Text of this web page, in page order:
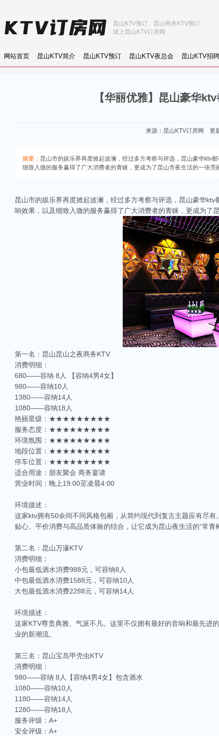
网站首页 昆山KTV简介 昆山KTV预订 昆山KTV夜总会 昆山KTV招聘
昆山KTV预订、昆山商务KTV预订
就上昆山KTV订房网
【华丽优雅】昆山豪华
来源： 昆山KTV订房网 更
摘要： 昆山市的娱乐界再度掀起波澜，经过多方考察与评选，昆山豪华ktv
细致入微的服务赢得了广大消费者的青睐，更成为了昆山市夜生活的一张
昆山市的娱乐界再度掀起波澜，经过多方考察与评选，昆山豪华
响效果，以及细致入微的服务赢得了广大消费者的青睐，更成为了
第一名：昆山昆山之夜商务KTV
消费明细：
680——容纳 8人 【容纳4男4女】
980——容纳10人
1380——容纳14人
1080——容纳18人
艳丽星级：★★★★★★★★★
服务态度：★★★★★★★★★
环境氛围：★★★★★★★★★
地段位置：★★★★★★★★★
停车位置：★★★★★★★★★
适合用途：朋友聚会 商务宴请
营业时间：晚上19:00至凌晨4:00
环境描述：
这家ktv拥有50余间不同风格包厢，从简约现代到复古主题应有尽
贴心。平价消费与高品质体验的结合，让它成为昆山夜生活的“常青
第二名：昆山万濠KTV
消费明细：
小包最低酒水消费988元，可容纳8人
中包最低酒水消费1588元，可容纳10人
大包最低酒水消费2288元，可容纳14人
环境描述：
这家KTV尊贵典雅、气派不凡。这里不仅拥有最好的音响和最先进
业的新潮流。
第三名：昆山宝岛甲壳虫KTV
消费明细：
980——容纳 8人【容纳4男4女】包含酒水
1080——容纳10人
1180——容纳14人
1280——容纳18人
服务评级：A+
安全评级：A+